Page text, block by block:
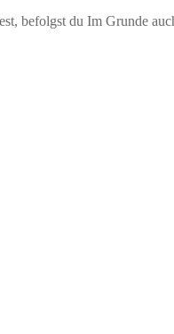
befolgst du Im Grunde